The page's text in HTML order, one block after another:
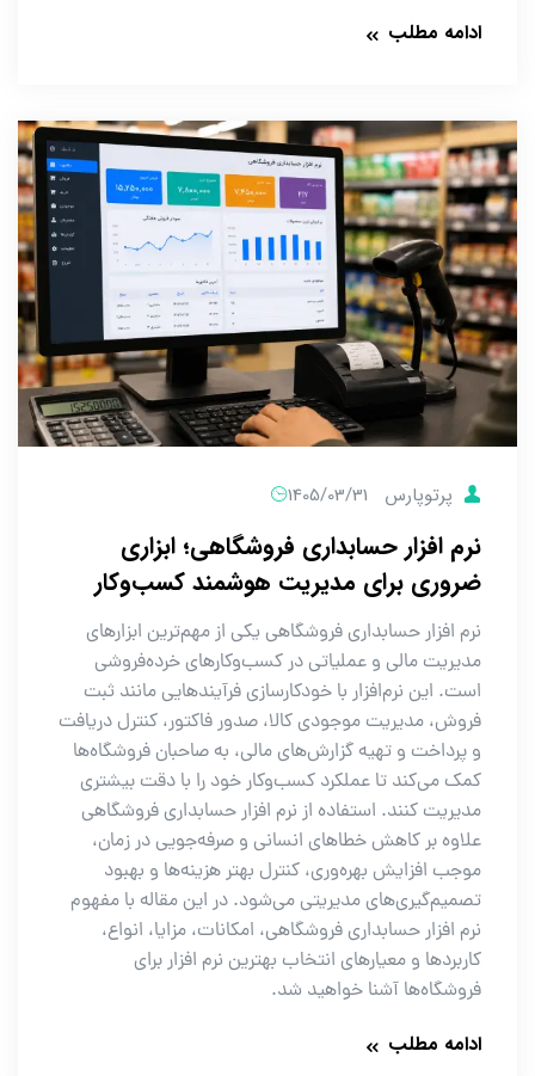
ادامه مطلب
پرتوپارس 1405/03/31
نرم افزار حسابداری فروشگاهی؛ ابزاری
ضروری برای مدیریت هوشمند کسب‌وکار
نرم افزار حسابداری فروشگاهی یکی از مهم‌ترین ابزارهای
مدیریت مالی و عملیاتی در کسب‌وکارهای خرده‌فروشی
است. این نرم‌افزار با خودکارسازی فرآیندهایی مانند ثبت
فروش، مدیریت موجودی کالا، صدور فاکتور، کنترل دریافت
و پرداخت و تهیه گزارش‌های مالی، به صاحبان فروشگاه‌ها
کمک می‌کند تا عملکرد کسب‌وکار خود را با دقت بیشتری
مدیریت کنند. استفاده از نرم افزار حسابداری فروشگاهی
علاوه بر کاهش خطاهای انسانی و صرفه‌جویی در زمان،
موجب افزایش بهره‌وری، کنترل بهتر هزینه‌ها و بهبود
تصمیم‌گیری‌های مدیریتی می‌شود. در این مقاله با مفهوم
نرم افزار حسابداری فروشگاهی، امکانات، مزایا، انواع،
کاربردها و معیارهای انتخاب بهترین نرم افزار برای
فروشگاه‌ها آشنا خواهید شد.
ادامه مطلب